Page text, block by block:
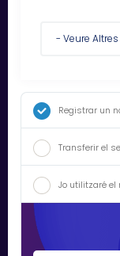
Registrar un
Transferir el
Jo utilitzaré
servidor